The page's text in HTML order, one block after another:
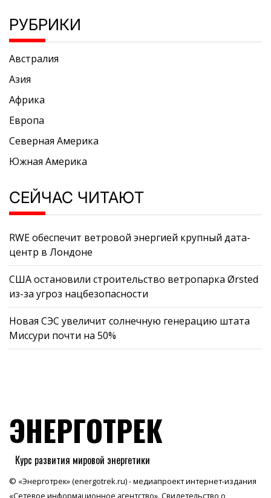
РУБРИКИ
Австралия
Азия
Африка
Европа
Северная Америка
Южная Америка
СЕЙЧАС ЧИТАЮТ
RWE обеспечит ветровой энергией крупный дата-
центр в Лондоне
США остановили строительство ветропарка Ørsted
из-за угроз нацбезопасности
Новая СЭС увеличит солнечную генерацию штата
Миссури почти на 50%
ЭНЕРГОТРЕК
Курс развития мировой энергетики
© «Энерготрек» (energotrek.ru) - медиапроект интернет-издания
«Сетевое информационное агентство». Свидетельство о